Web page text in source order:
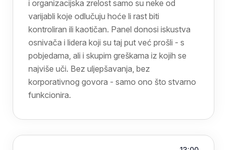
i organizacijska zrelost samo su neke od
varijabli koje odlučuju hoće li rast biti
kontroliran ili kaotičan. Panel donosi iskustva
osnivača i lidera koji su taj put već prošli - s
pobjedama, ali i skupim greškama iz kojih se
najviše uči. Bez uljepšavanja, bez
korporativnog govora - samo ono što stvarno
funkcionira.